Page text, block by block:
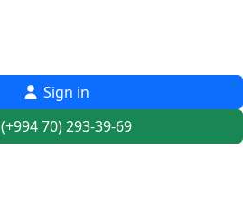
Sign in
(+994 70) 293-39-69